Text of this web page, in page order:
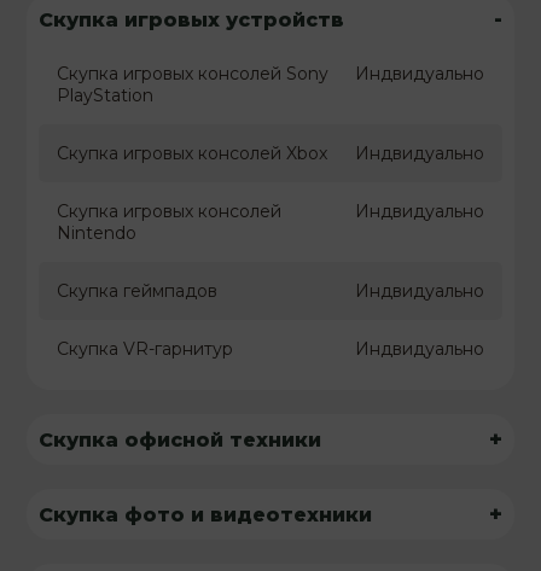
Скупка игровых устройств -
Скупка игровых консолей Sony
PlayStation
Индвидуально
Скупка игровых консолей Xbox Индвидуально
Скупка игровых консолей
Nintendo
Индвидуально
Скупка геймпадов Индвидуально
Скупка VR-гарнитур Индвидуально
Скупка офисной техники +
Скупка фото и видеотехники +